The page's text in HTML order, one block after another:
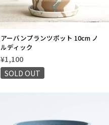
アーバンプランツポット 10cm ノ
ルディック
¥1,100
SOLD OUT